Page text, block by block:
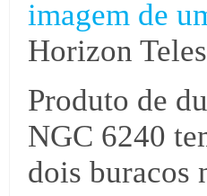
imagem de
Horizon
Produto de
NGC 6240
dois buracos